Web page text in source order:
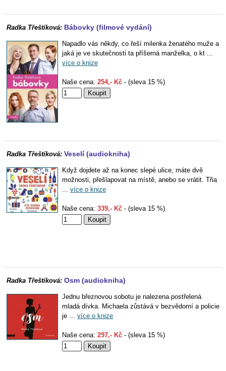
Radka Třeštíková: Bábovky (filmové vydání)
Napadlo vás někdy, co řeší milenka ženatého muže a
jaká je ve skutečnosti ta příšerná manželka, o kt ...
více o knize
Naše cena: 254,- Kč - (sleva 15 %)
Radka Třeštíková: Veselí (audiokniha)
Když dojdete až na konec slepé ulice, máte dvě
možnosti, přešlapovat na místě, anebo se vrátit. Třia
... více o knize
Naše cena: 339,- Kč - (sleva 15 %)
Radka Třeštíková: Osm (audiokniha)
Jednu březnovou sobotu je nalezena postřelená
mladá dívka. Michaela zůstává v bezvědomí a policie
je ... více o knize
Naše cena: 297,- Kč - (sleva 15 %)